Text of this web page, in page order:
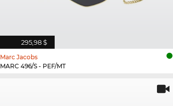
295,98 $
Marc Jacobs
MARC 496/S - PEF/MT